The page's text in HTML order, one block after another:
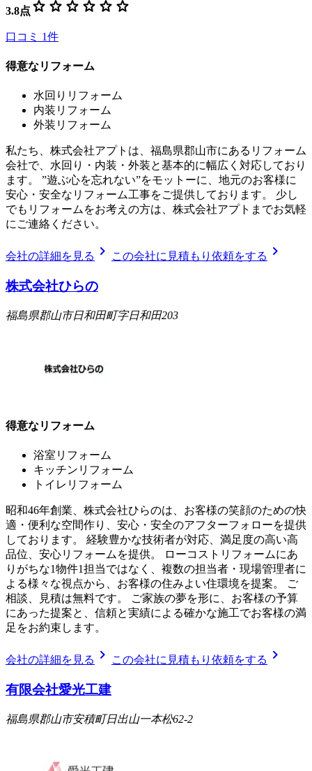
3.8点 star star star star star star
口コミ 1件
得意なリフォーム
水回りリフォーム
内装リフォーム
外装リフォーム
私たち、株式会社アプトは、福島県郡山市にあるリフォーム
会社で、水回り・内装・外装と基本的に幅広く対応しており
ます。 ”遊ぶ心を忘れない”をモットーに、地元のお客様に
安心・安全なリフォーム工事をご提供しております。 少し
でもリフォームをお考えの方は、株式会社アプトまでお気軽
にご連絡ください。
会社の詳細を見る chevron_right この会社に見積もり依頼をする chevron_right
株式会社ひらの
福島県郡山市日和田町字日和田203
得意なリフォーム
浴室リフォーム
キッチンリフォーム
トイレリフォーム
昭和46年創業、株式会社ひらのは、お客様の笑顔のための快
適・便利な空間作り、安心・安全のアフターフォローを提供
しております。 経験豊かな技術者が対応、満足度の高い高
品位、安心リフォームを提供。 ローコストリフォームにあ
りがちな1物件1担当ではなく、複数の担当者・現場管理者に
よる様々な視点から、お客様の住みよい住環境を提案。 ご
相談、見積は無料です。 ご家族の夢を形に、お客様の予算
にあった提案と、信頼と実績による確かな施工でお客様の満
足をお約束します。
会社の詳細を見る chevron_right この会社に見積もり依頼をする chevron_right
有限会社愛光工建
福島県郡山市安積町日出山一本松62-2